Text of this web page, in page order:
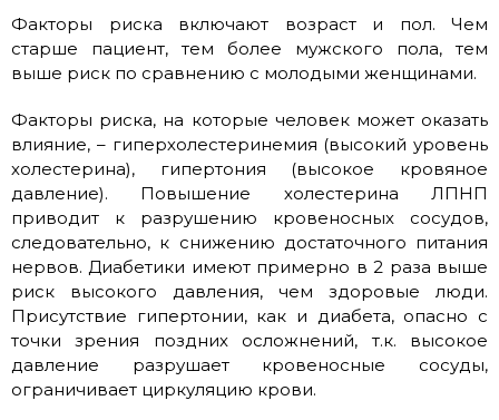
Факторы риска включают возраст и пол. Чем
старше пациент, тем более мужского пола, тем
выше риск по сравнению с молодыми женщинами.
Факторы риска, на которые человек может оказать
влияние, – гиперхолестеринемия (высокий уровень
холестерина), гипертония (высокое кровяное
давление). Повышение холестерина ЛПНП
приводит к разрушению кровеносных сосудов,
следовательно, к снижению достаточного питания
нервов. Диабетики имеют примерно в 2 раза выше
риск высокого давления, чем здоровые люди.
Присутствие гипертонии, как и диабета, опасно с
точки зрения поздних осложнений, т.к. высокое
давление разрушает кровеносные сосуды,
ограничивает циркуляцию крови.